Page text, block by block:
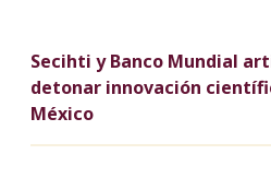
Secihti y Banco Mundial
detonar innovación
México